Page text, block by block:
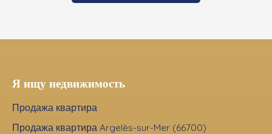
Я ищу недвижимость
Продажа квартира
Продажа квартира Argelès-sur-Mer (66700)